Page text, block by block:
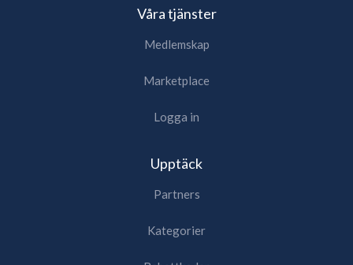
Våra tjänster
Medlemskap
Marketplace
Logga in
Upptäck
Partners
Kategorier